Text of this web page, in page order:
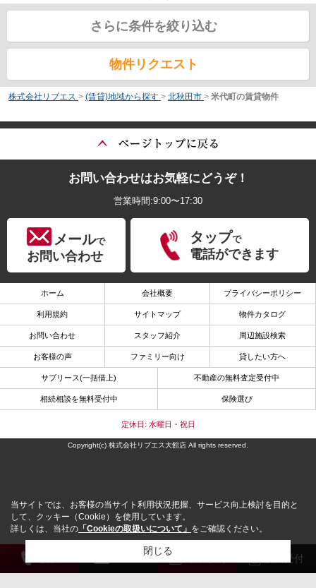
さらに条件を絞り込む
物件リクエスト
株式会社リブエス > (賃貸)地域から探す > 北秋田市 > 米代町の賃貸物件
解約受付
お問い合わせはお気軽にどうぞ！
営業時間:9:00〜17:30
メールで
お問い合わせ
タップで
電話ができます
ホーム 会社概要 プライバシーポリシー
利用規約 サイトマップ 物件カタログ
お問い合わせ スタッフ紹介 周辺施設検索
お客様の声 ファミリー向け 貸したい方へ
サブリース(一括借上) 不動産の無料査定受付中
相続相談を無料受付中 保険選び
定休日: 水曜日・祝日
Copyright(c) 株式会社リブエス大館店 All rights reserved.
当サイトでは、お客様の当サイト利用状況把握、サービス向上検討を目的と
して、クッキー（Cookie）を使用しています。
詳しくは、当社の 「Cookieの取扱いについて」 をご確認ください。
閉じる